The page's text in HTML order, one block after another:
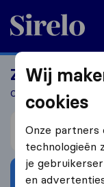
Sirelo.nl
Zoek jij een
Ontvang 5 gratis
Verhuizen van
Wij
cookies
Onze partners
technologieën
je
en